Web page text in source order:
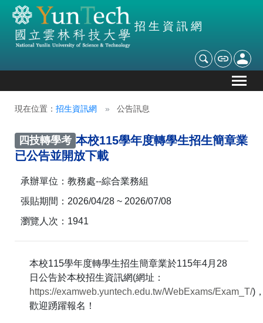
招生資訊網
現在位置： 招生資訊網 公告訊息
四技轉學考 本校115學年度轉學生招生簡章業
已公告並開放下載
承辦單位： 教務處--綜合業務組
張貼期間： 2026/04/28 ~ 2026/07/08
瀏覽人次： 1941
本校115學年度轉學生招生簡章業於115年4月28
日公告於本校招生資訊網(網址：
https://examweb.yuntech.edu.tw/WebExams/Exam_T/)
歡迎踴躍報名！